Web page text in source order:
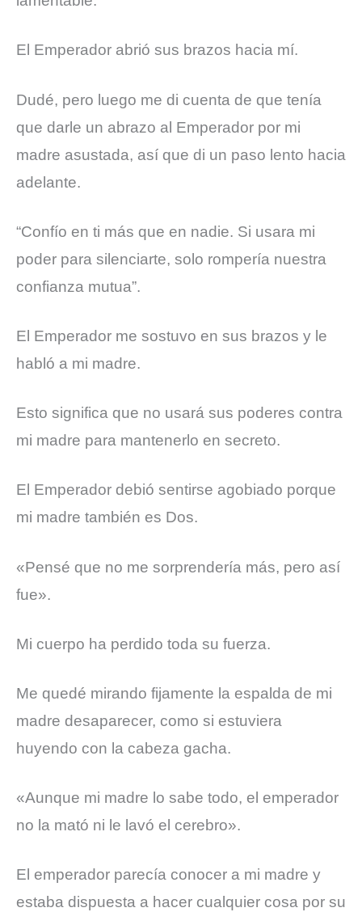
El Emperador abrió sus brazos hacia mí.
Dudé, pero luego me di cuenta de que tenía
que darle un abrazo al Emperador por mi
madre asustada, así que di un paso lento hacia
adelante.
“Confío en ti más que en nadie. Si usara mi
poder para silenciarte, solo rompería nuestra
confianza mutua”.
El Emperador me sostuvo en sus brazos y le
habló a mi madre.
Esto significa que no usará sus poderes contra
mi madre para mantenerlo en secreto.
El Emperador debió sentirse agobiado porque
mi madre también es Dos.
«Pensé que no me sorprendería más, pero así
fue».
Mi cuerpo ha perdido toda su fuerza.
Me quedé mirando fijamente la espalda de mi
madre desaparecer, como si estuviera
huyendo con la cabeza gacha.
«Aunque mi madre lo sabe todo, el emperador
no la mató ni le lavó el cerebro».
El emperador parecía conocer a mi madre y
estaba dispuesta a hacer cualquier cosa por su